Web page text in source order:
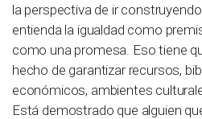
la perspectiva de ir
entienda la igualdad como
como una promesa. Eso tiene
hecho de garantizar recursos,
económicos, ambientes
Está demostrado que alguien